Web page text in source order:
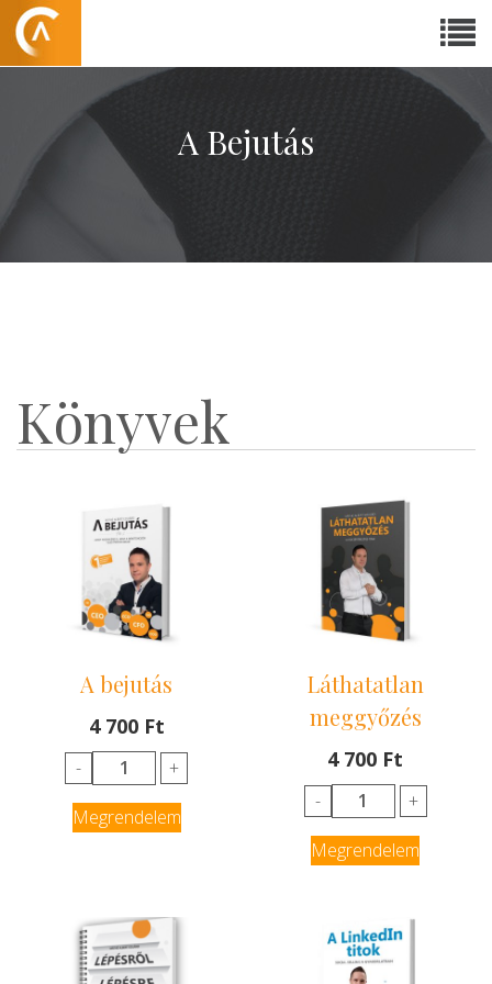
A Bejutás
Könyvek
A bejutás
4 700 Ft
-
bejutás
mennyiség
+
Megrendelem
Láthatatlan
meggyőzés
4 700 Ft
-
Láthatatlan
meggyőzés
mennyiség
+
Megrendelem